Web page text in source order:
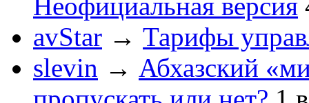
Неофициальная версия
avStar → Тарифы
slevin → Абхазский